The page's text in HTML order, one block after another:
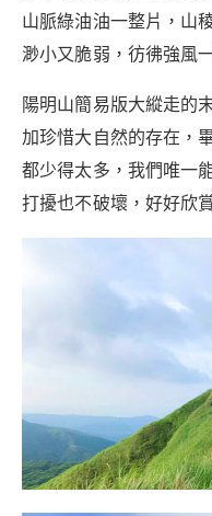
山脈綠油油一整片，山
渺小又脆弱，彷彿強風
陽明山簡易版大縱走的
加珍惜大自然的存在，
都少得太多，我們唯一
打擾也不破壞，好好欣